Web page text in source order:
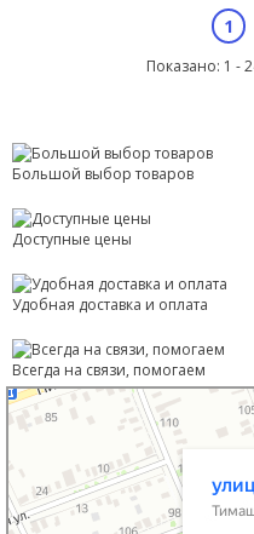
1
Показано: 1 -
Большой выбор товаров
Доступные цены
Удобная доставка и оплата
Всегда на связи, помогаем
Тимашевск
Улица Книги, 27 — Яндекс Карты